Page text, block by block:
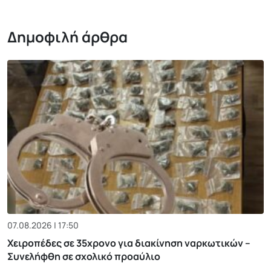
Δημοφιλή άρθρα
07.08.2026 | 17:50
Χειροπέδες σε 35χρονο για διακίνηση ναρκωτικών –
Συνελήφθη σε σχολικό προαύλιο